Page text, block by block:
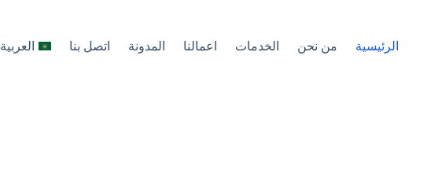
الرئيسية من نحن الخدمات اعمالنا المدونة اتصل بنا العربية